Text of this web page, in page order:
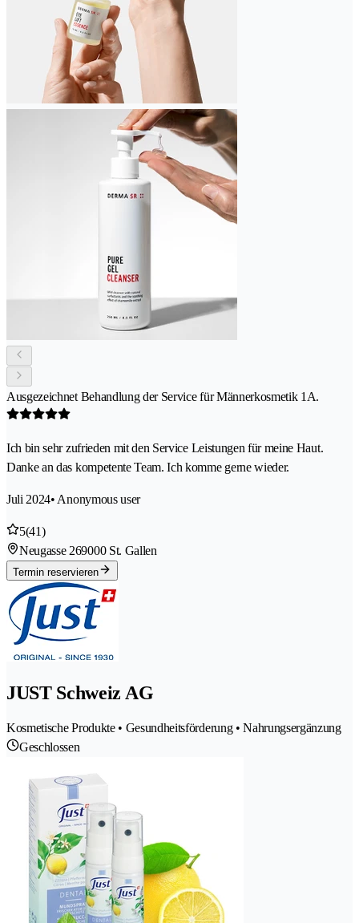
Ausgezeichnet Behandlung der Service für Männerkosmetik 1A.
Ich bin sehr zufrieden mit den Service Leistungen für meine Haut.
Danke an das kompetente Team. Ich komme gerne wieder.
Juli 2024• Anonymous user
5(41)
Neugasse 269000 St. Gallen
Termin reservieren
JUST Schweiz AG
Kosmetische Produkte • Gesundheitsförderung • Nahrungsergänzung
Geschlossen